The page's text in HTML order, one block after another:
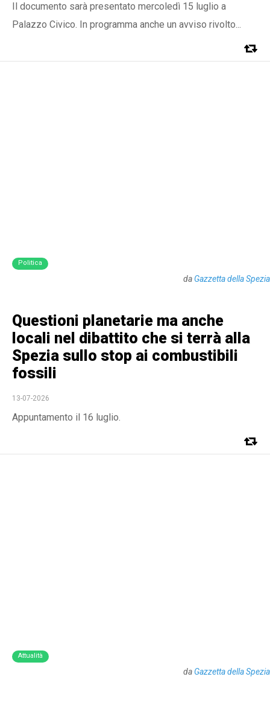
Il documento sarà presentato mercoledì 15 luglio a
Palazzo Civico. In programma anche un avviso rivolto...
Politica
da Gazzetta della Spezia
Questioni planetarie ma anche
locali nel dibattito che si terrà alla
Spezia sullo stop ai combustibili
fossili
13-07-2026
Appuntamento il 16 luglio.
Attualità
da Gazzetta della Spezia